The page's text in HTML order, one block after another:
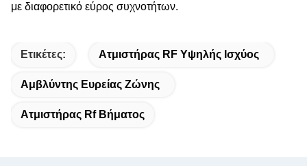
με διαφορετικό εύρος συχνοτήτων.
Ετικέτες: Ατμιστήρας RF Υψηλής Ισχύος
Αμβλύντης Ευρείας Ζώνης
Ατμιστήρας Rf Βήματος